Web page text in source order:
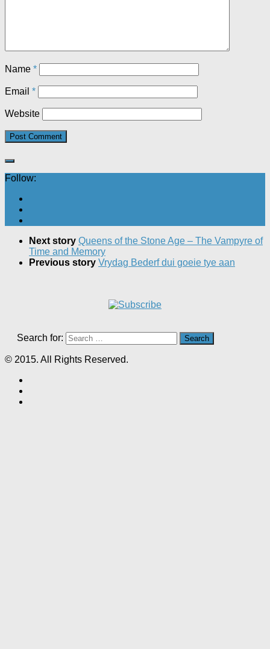
Name *
Email *
Website
Follow:
Next story Queens of the Stone Age – The Vampyre of
Time and Memory
Previous story Vrydag Bederf dui goeie tye aan
Search for:
© 2015. All Rights Reserved.